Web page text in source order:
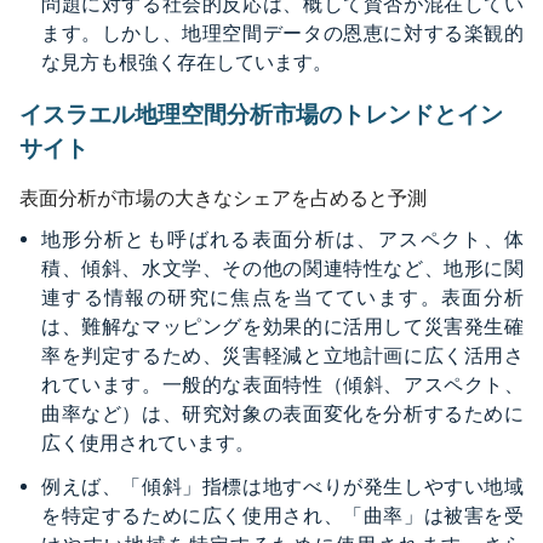
ます。しかし、地理空間データの恩恵に対する楽観的
な見方も根強く存在しています。
イスラエル地理空間分析市場のトレンドとイン
サイト
表面分析が市場の大きなシェアを占めると予測
地形分析とも呼ばれる表面分析は、アスペクト、体
積、傾斜、水文学、その他の関連特性など、地形に関
連する情報の研究に焦点を当てています。表面分析
は、難解なマッピングを効果的に活用して災害発生確
率を判定するため、災害軽減と立地計画に広く活用さ
れています。一般的な表面特性（傾斜、アスペクト、
曲率など）は、研究対象の表面変化を分析するために
広く使用されています。
例えば、「傾斜」指標は地すべりが発生しやすい地域
を特定するために広く使用され、「曲率」は被害を受